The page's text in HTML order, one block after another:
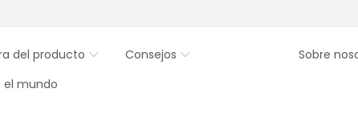
del producto Consejos
Sobre
el mundo